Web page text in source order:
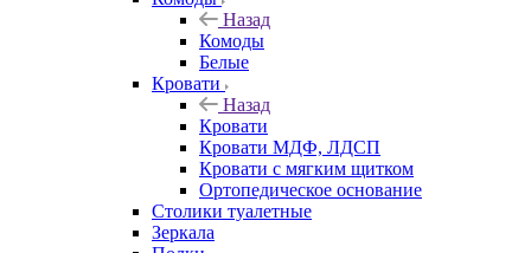
Назад
Комоды
Белые
Кровати
Назад
Кровати
Кровати МДФ, ЛДСП
Кровати с мягким щитком
Ортопедическое основание
Столики туалетные
Зеркала